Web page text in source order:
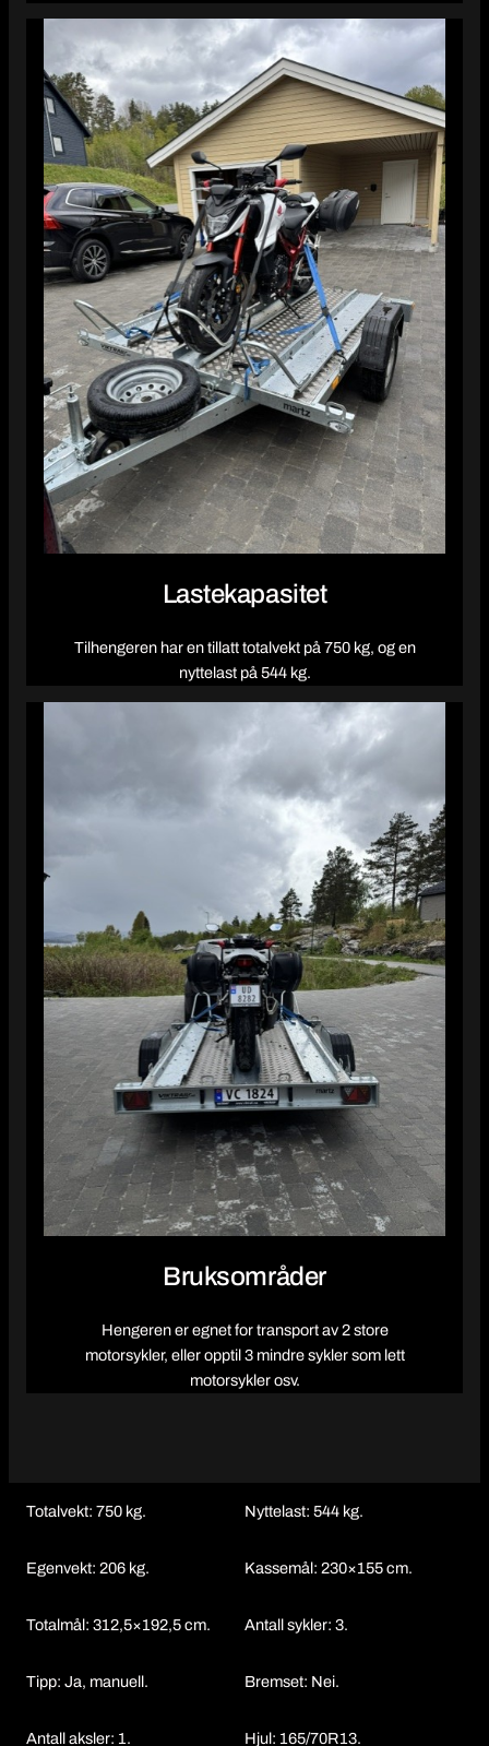
Lastekapasitet
Tilhengeren har en tillatt totalvekt på 750 kg, og en
nyttelast på 544 kg.
Bruksområder
Hengeren er egnet for transport av 2 store
motorsykler, eller opptil 3 mindre sykler som lett
motorsykler osv.
Totalvekt: 750 kg. Nyttelast: 544 kg.
Egenvekt: 206 kg. Kassemål: 230×155 cm.
Totalmål: 312,5×192,5 cm. Antall sykler: 3.
Tipp: Ja, manuell. Bremset: Nei.
Antall aksler: 1. Hjul: 165/70R13.